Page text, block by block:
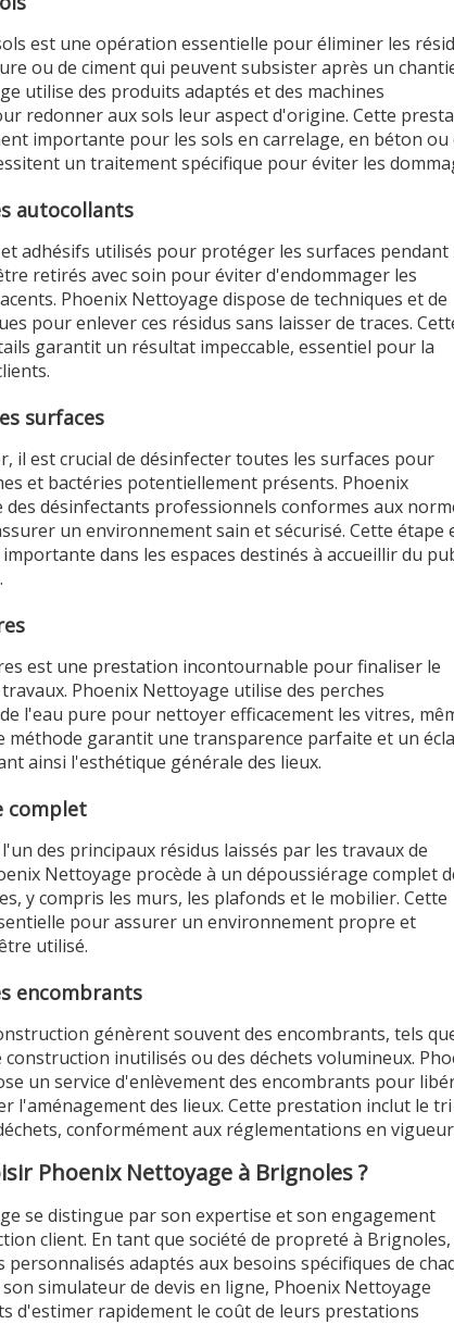
est une opération essentielle pour éliminer les
ou de ciment qui peuvent subsister après un
utilise des produits adaptés et des machines
redonner aux sols leur aspect d'origine. Cette
importante pour les sols en carrelage, en béton ou
un traitement spécifique pour éviter les
autocollants
adhésifs utilisés pour protéger les surfaces pendant
retirés avec soin pour éviter d'endommager les
Phoenix Nettoyage dispose de techniques et de
pour enlever ces résidus sans laisser de traces.
garantit un résultat impeccable, essentiel pour la
surfaces
il est crucial de désinfecter toutes les surfaces pour
et bactéries potentiellement présents. Phoenix
désinfectants professionnels conformes aux
un environnement sain et sécurisé. Cette étape
dans les espaces destinés à accueillir du
est une prestation incontournable pour finaliser le
Phoenix Nettoyage utilise des perches
l'eau pure pour nettoyer efficacement les vitres,
méthode garantit une transparence parfaite et un
ainsi l'esthétique générale des lieux.
complet
des principaux résidus laissés par les travaux de
Nettoyage procède à un dépoussiérage complet
y compris les murs, les plafonds et le mobilier. Cette
pour assurer un environnement propre et
utilisé.
encombrants
génèrent souvent des encombrants, tels
construction inutilisés ou des déchets volumineux.
un service d'enlèvement des encombrants pour
l'aménagement des lieux. Cette prestation inclut le
conformément aux réglementations en
Phoenix Nettoyage à Brignoles ?
se distingue par son expertise et son engagement
client. En tant que société de propreté à Brignoles,
personnalisés adaptés aux besoins spécifiques de
son simulateur de devis en ligne, Phoenix Nettoyage
d'estimer rapidement le coût de leurs prestations